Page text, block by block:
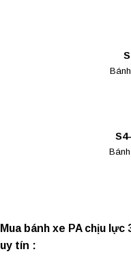
Mua bánh xe PA chịu
uy tín :